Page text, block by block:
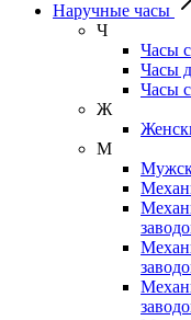
Наручные часы
Ч
Часы
Часы
Часы
Ж
М